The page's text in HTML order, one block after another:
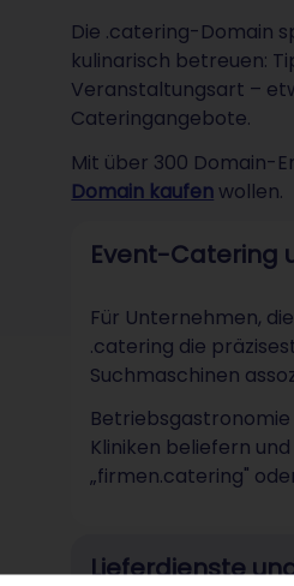
Die .catering-Domain
kulinarisch betreuen:
Veranstaltungsart –
Cateringangebote.
Mit über 300 Domain-
Domain kaufenwollen.
Event-Catering
Für Unternehmen,
.catering die
Suchmaschinen
Kliniken beliefern
„firmen.catering"
Lieferdienste